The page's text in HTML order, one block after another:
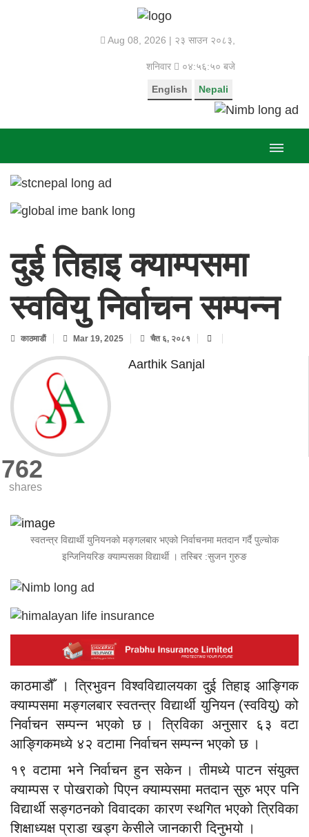
Aug 08, 2026 | २३ साउन २०८३,
शनिवार ०४:५६:५० बजे
Nepali
English
दुई तिहाइ क्याम्पसमा
स्ववियु निर्वाचन सम्पन्न
काठमाडाैं Mar 19, 2025 चैत ६, २०८१
Aarthik Sanjal
762
shares
स्वतन्त्र विद्यार्थी युनियनको मङ्गलबार भएको निर्वाचनमा मतदान गर्दै पुल्चोक
इन्जिनियरिङ क्याम्पसका विद्यार्थी । तस्बिर :सुजन गुरुङ
काठमाडौँ । त्रिभुवन विश्वविद्यालयका दुई तिहाइ आङ्गिक
क्याम्पसमा मङ्गलबार स्वतन्त्र विद्यार्थी युनियन (स्ववियु) को
निर्वाचन सम्पन्न भएको छ । त्रिविका अनुसार ६३ वटा
आङ्गिकमध्ये ४२ वटामा निर्वाचन सम्पन्न भएको छ ।
१९ वटामा भने निर्वाचन हुन सकेन । तीमध्ये पाटन संयुक्त
क्याम्पस र पोखराको पिएन क्याम्पसमा मतदान सुरु भएर पनि
विद्यार्थी सङ्गठनको विवादका कारण स्थगित भएको त्रिविका
शिक्षाध्यक्ष प्राडा खड्ग केसीले जानकारी दिनुभयो ।